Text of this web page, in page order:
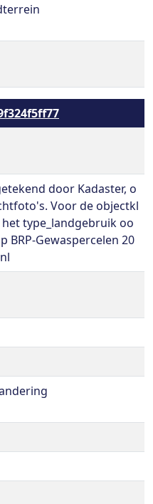
door Kadaster, o
Voor de objectkl
type_landgebruik oo
BRP-Gewaspercelen 20